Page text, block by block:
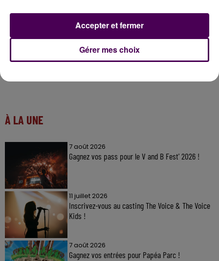
À LA UNE
7 août 2026
Gagnez vos pass pour le V and B Fest' 2026 !
11 juillet 2026
Inscrivez-vous au casting The Voice & The Voice
Kids !
7 août 2026
Gagnez vos entrées pour Papéa Parc !
Gérer mes choix
Accepter et fermer